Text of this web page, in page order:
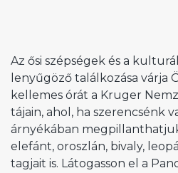
Az ősi szépségek és a
lenyűgöző találkozása várja
kellemes órát a Kruger
tájain, ahol, ha szerencsénk
árnyékában
elefánt, oroszlán, bivaly,
tagjait is. Látogasson el a